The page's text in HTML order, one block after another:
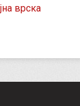
врска